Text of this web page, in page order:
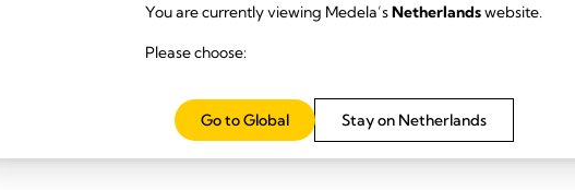
You are currently viewing Medela’sNetherlandswebsite.
Please choose:
Stay on Netherlands
Go to Global